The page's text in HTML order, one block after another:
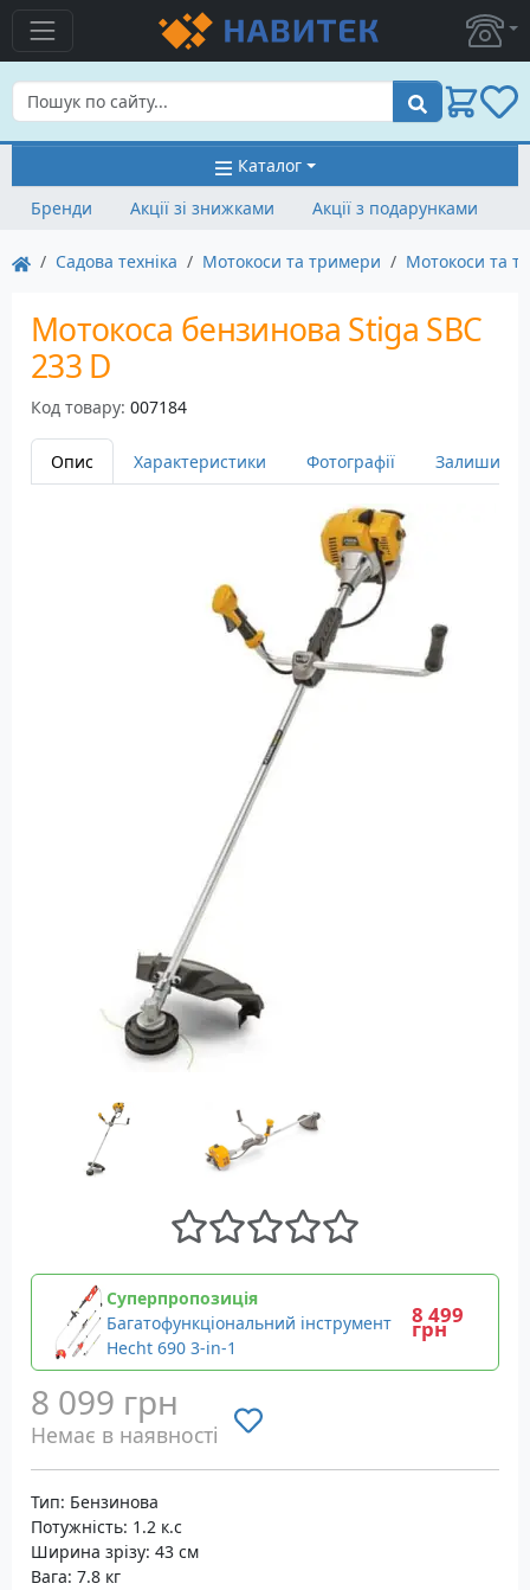
Пошук
Каталог
Бренди
Акції зі знижками Акції з подарунками
Садова техніка Мотокоси та тримери Мотокоси та
Мотокоса бензинова Stiga SBC
233 D
Код товару: 007184
Опис Характеристики Фотографії Залишити
Суперпропозиція
Багатофункціональний інструмент
Hecht 690 3-in-1
8 499
грн
8 099 грн
Немає в наявності
Тип: Бензинова
Потужність: 1.2 к.с
Ширина зрізу: 43 см
Вага: 7.8 кг